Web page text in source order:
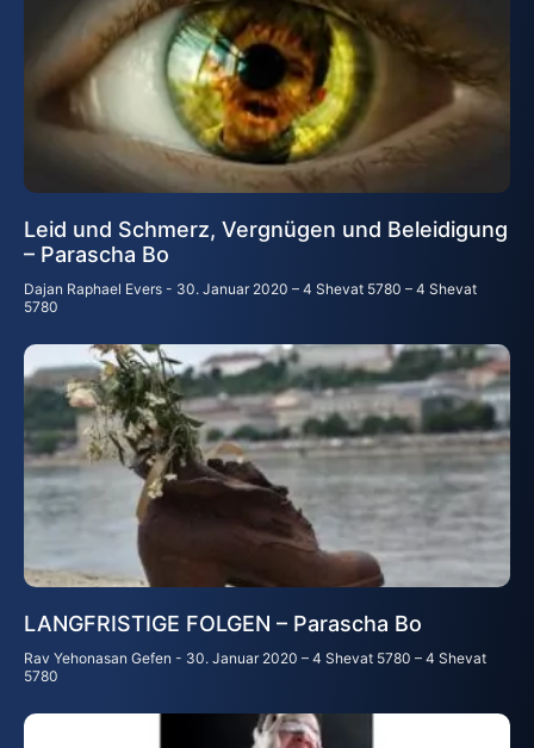
Leid und Schmerz, Vergnügen und Beleidigung
– Parascha Bo
Dajan Raphael Evers
30. Januar 2020 – 4 Shevat 5780 – 4 Shevat
5780
LANGFRISTIGE FOLGEN – Parascha Bo
Rav Yehonasan Gefen
30. Januar 2020 – 4 Shevat 5780 – 4 Shevat
5780